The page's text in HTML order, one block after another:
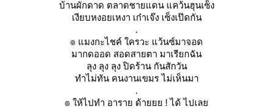
บ้านผักดาด ตลาดชายแดน แคว้นฮุนเซ็ง
เงียบหงอยเหงา เก๋าเจ๊ง เซ็งเป๊ดกัน
.
๏ แมงกะไชค์ ใครวะ แว้นซ์มาจอด
มากดออด สอดสายตา มาเรียกฉัน
ลุง ลุง ลุง ปิดร้าน กันสักวัน
ทำไม่ทัน คนงานเขมร ไม่เห็นมา
.
๏ ให้ไปทำ อาราย ด้ายยย ! ได้ ไปเล